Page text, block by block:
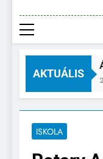
AKTUÁLIS
ISKOLA